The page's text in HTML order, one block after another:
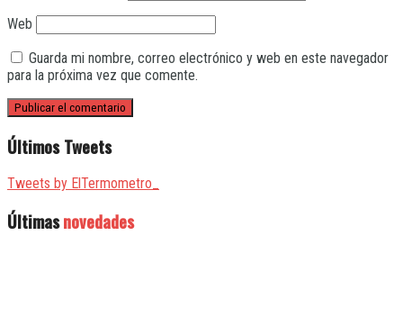
Web
Guarda mi nombre, correo electrónico y web en este navegador
para la próxima vez que comente.
Últimos Tweets
Tweets by ElTermometro_
Últimasnovedades